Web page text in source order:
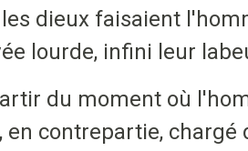
dieux faisaient
lourde, infini leur
du moment où
en contrepartie, chargé